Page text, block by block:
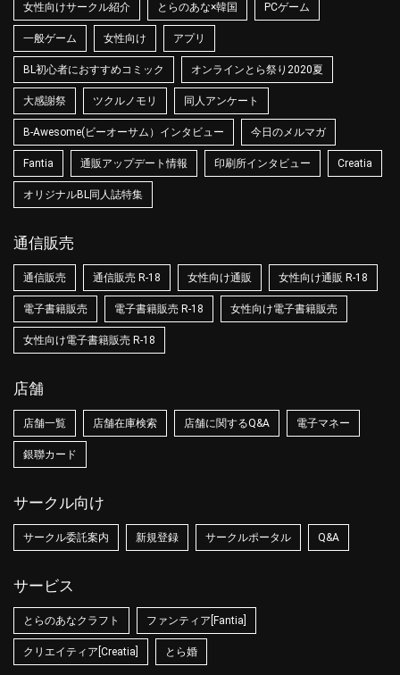
女性向けサークル紹介 とらのあな×韓国 PCゲーム
一般ゲーム 女性向け アプリ
BL初心者におすすめコミック オンラインとら祭り2020夏
大感謝祭 ツクルノモリ 同人アンケート
B-Awesome(ビーオーサム）インタビュー 今日のメルマガ
Fantia 通販アップデート情報 印刷所インタビュー Creatia
オリジナルBL同人誌特集
通信販売
通信販売 通信販売 R-18 女性向け通販 女性向け通販 R-18
電子書籍販売 電子書籍販売 R-18 女性向け電子書籍販売
女性向け電子書籍販売 R-18
店舗
店舗一覧 店舗在庫検索 店舗に関するQ&A 電子マネー
銀聯カード
サークル向け
サークル委託案内 新規登録 サークルポータル Q&A
サービス
とらのあなクラフト ファンティア[Fantia]
クリエイティア[Creatia] とら婚